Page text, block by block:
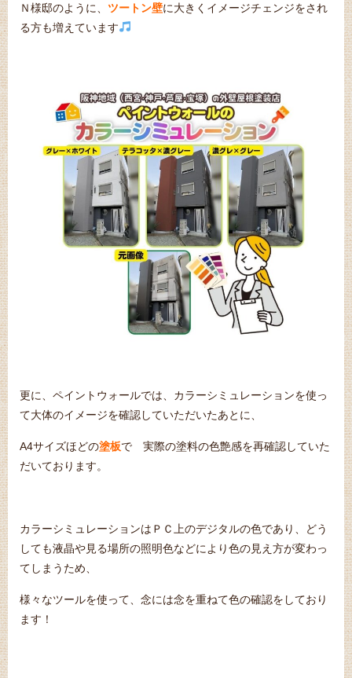
Ｎ様邸のように、 ツートン壁に大きくイメージチェンジをされ
る方も増えています
更に、ペイントウォールでは、カラーシミュレーションを使っ
て大体のイメージを確認していただいたあとに、
A4サイズほどの塗板で 実際の塗料の色艶感を再確認していた
だいております。
カラーシミュレーションはＰＣ上のデジタルの色であり、どう
しても液晶や見る場所の照明色などにより色の見え方が変わっ
てしまうため、
様々なツールを使って、念には念を重ねて色の確認をしており
ます！